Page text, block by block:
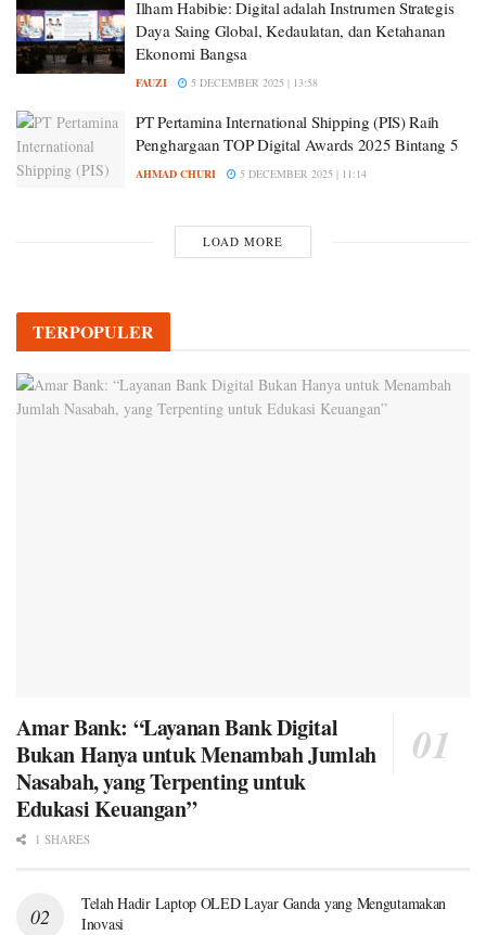
Ilham Habibie: Digital adalah Instrumen Strategis
Daya Saing Global, Kedaulatan, dan Ketahanan
Ekonomi Bangsa
FAUZI 5 DECEMBER 2025 | 13:58
PT Pertamina International Shipping (PIS) Raih
Penghargaan TOP Digital Awards 2025 Bintang 5
AHMAD CHURI 5 DECEMBER 2025 | 11:14
LOAD MORE
TERPOPULER
Amar Bank: “Layanan Bank Digital
Bukan Hanya untuk Menambah Jumlah
Nasabah, yang Terpenting untuk
Edukasi Keuangan”
1 SHARES
Telah Hadir Laptop OLED Layar Ganda yang Mengutamakan
Inovasi